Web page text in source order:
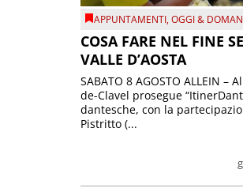
APPUNTAMENTI,OGGI &
COSA FARE NEL FINE
VALLE D’AOSTA
SABATO 8 AGOSTO ALLEIN –
de-Clavel prosegue
dantesche, con la
Pistritto (...